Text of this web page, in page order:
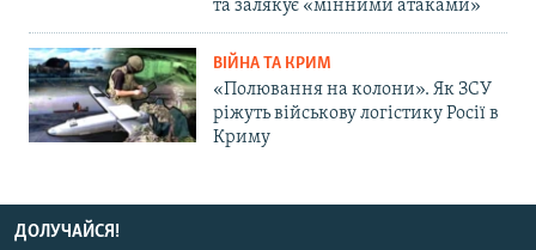
та залякує «мінними атаками»
ВІЙНА ТА КРИМ
«Полювання на колони». Як ЗСУ
ріжуть військову логістику Росії в
Криму
ДОЛУЧАЙСЯ!